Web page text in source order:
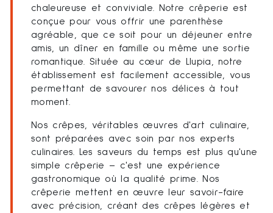
chaleureuse et conviviale. Notre crêperie est
conçue pour vous offrir une parenthèse
agréable, que ce soit pour un déjeuner entre
amis, un dîner en famille ou même une sortie
romantique. Située au cœur de Llupia, notre
établissement est facilement accessible, vous
permettant de savourer nos délices à tout
moment.
Nos crêpes, véritables œuvres d'art culinaire,
sont préparées avec soin par nos experts
culinaires. Les saveurs du temps est plus qu'une
simple crêperie – c'est une expérience
gastronomique où la qualité prime. Nos
crêperie mettent en œuvre leur savoir-faire
avec précision, créant des crêpes légères et